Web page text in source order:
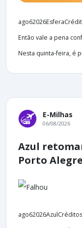
Então vale a pena
Nesta quinta-feira, é
E-Milhas
06/08/2026
Azul
Porto